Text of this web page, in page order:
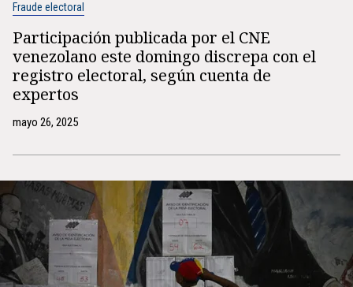
Fraude electoral
Participación publicada por el CNE
venezolano este domingo discrepa con el
registro electoral, según cuenta de
expertos
mayo 26, 2025